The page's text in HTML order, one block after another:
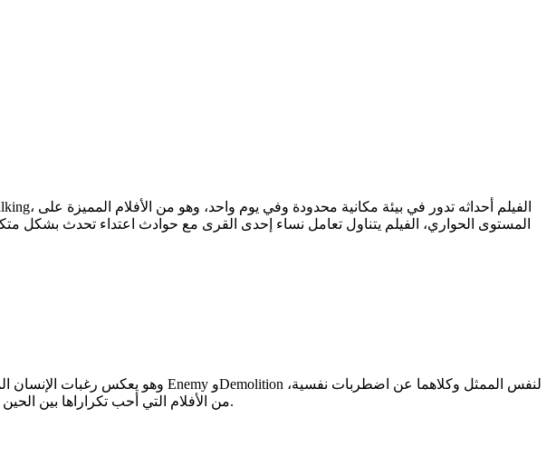
المستوى الحواري، الفيلم يتناول تعامل نساء إحدى القرى مع حوادث اعتداء تحدث بشكل
ووالأفلام كثيرة ولكن يظل فيلم Truman show من الأفلام التي أحب تكراراها بين الحين والآخر لأنه تجربة اجتماعية ونفسية وسلوكية على المستوى الجمعي.